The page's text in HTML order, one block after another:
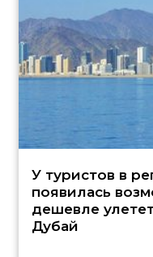
У туристов в
появилась
дешевле
Дубай